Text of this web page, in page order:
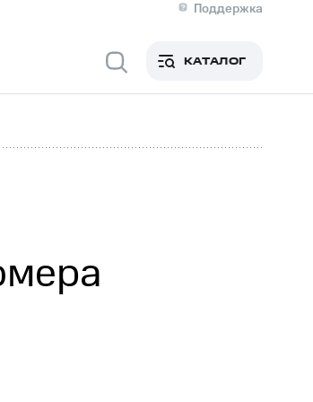
Поддержка
Медиа-центр
регионе
Рынок акций
КАТАЛОГ